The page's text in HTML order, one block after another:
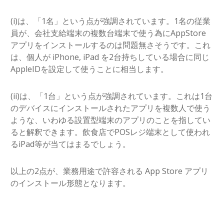
(i)は、「1名」という点が強調されています。1名の従業
員が、会社支給端末の複数台端末で使う為にAppStore
アプリをインストールするのは問題無さそうです。これ
は、個人が iPhone, iPad を2台持ちしている場合に同じ
AppleIDを設定して使うことに相当します。
(ii)は、「1台」という点が強調されています。これは1台
のデバイスにインストールされたアプリを複数人で使う
ような、いわゆる設置型端末のアプリのことを指してい
ると解釈できます。飲食店でPOSレジ端末として使われ
るiPad等が当てはまるでしょう。
以上の2点が、業務用途で許容される App Store アプリ
のインストール形態となります。